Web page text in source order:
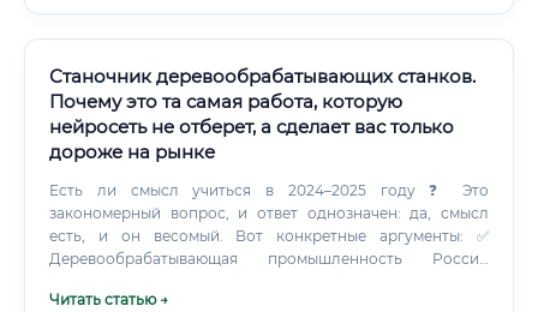
Станочник деревообрабатывающих станков.
Почему это та самая работа, которую
нейросеть не отберет, а сделает вас только
дороже на рынке
Есть ли смысл учиться в 2024–2025 году ❓ Это
закономерный вопрос, и ответ однозначен: да, смысл
есть, и он весомый. Вот конкретные аргументы: ✅
Деревообрабатывающая промышленность России
мебели увеличился за 2022–2024 годы на фоне
Читать статью →